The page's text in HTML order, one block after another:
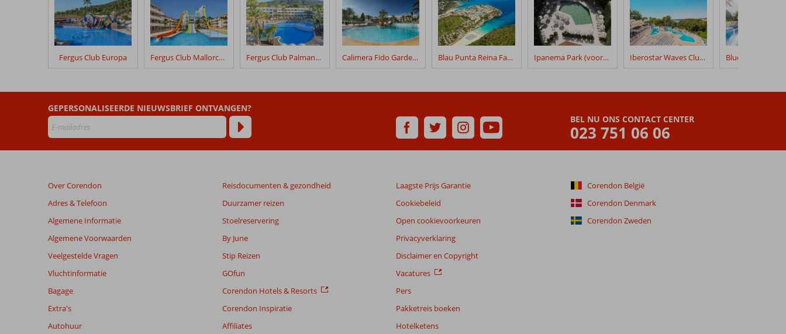
THB
Gran
Playa
Beoordelingen
die
zijn
dan
48
maanden
worden
niet
om
de
van
de
beoordelingen
te
Fergus Club Europa Fergus Club Mallorca Waterpark Fergus Club Palmanova Park Calimera Fido Gardens Blau Punta Reina Family Resort Ipanema Park (voorheen Ipanema Park & Beach) Iberostar Waves Club Cala Barca Bluesea Club
BEL NU ONS CONTACT CENTER
023 751 06 06
GEPERSONALISEERDE NIEUWSBRIEF ONTVANGEN?
Over Corendon
Adres & Telefoon
Algemene Informatie
Algemene Voorwaarden
Veelgestelde Vragen
Vluchtinformatie
Bagage
Extra's
Autohuur
Reisdocumenten & gezondheid
Duurzamer reizen
Stoelreservering
By June
Stip Reizen
GOfun
Corendon Hotels & Resorts
Corendon Inspiratie
Affiliates
Laagste Prijs Garantie
Cookiebeleid
Open cookievoorkeuren
Privacyverklaring
Disclaimer en Copyright
Vacatures
Pers
Pakketreis boeken
Hotelketens
Corendon België
Corendon Denmark
Corendon Zweden